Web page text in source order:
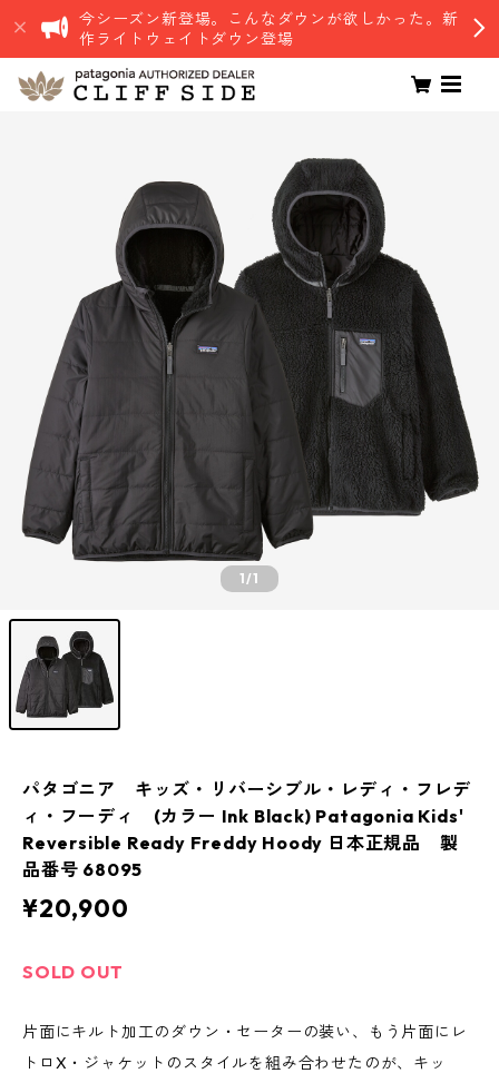
今シーズン新登場。こんなダウンが欲しかった。新
作ライトウェイトダウン登場
1/1
パタゴニア キッズ・リバーシブル・レディ・フレデ
ィ・フーディ (カラー Ink Black) Patagonia Kids'
Reversible Ready Freddy Hoody 日本正規品 製
品番号 68095
¥20,900
SOLD OUT
片面にキルト加工のダウン・セーターの装い、もう片面にレ
トロX・ジャケットのスタイルを組み合わせたのが、キッ